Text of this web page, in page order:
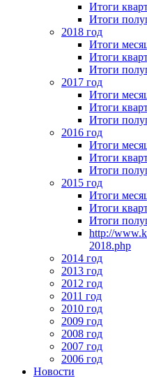
Итоги
Итоги
2018 год
Итоги
Итоги
Итоги
2017 год
Итоги
Итоги
Итоги
2016 год
Итоги
Итоги
Итоги
2015 год
Итоги
Итоги
Итоги
http://
2018.php
2014 год
2013 год
2012 год
2011 год
2010 год
2009 год
2008 год
2007 год
2006 год
Новости